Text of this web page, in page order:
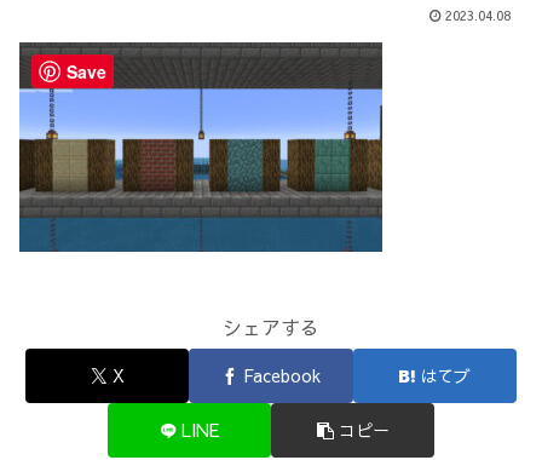
2023.04.08
シェアする
X Facebook はてブ
LINE コピー
Save